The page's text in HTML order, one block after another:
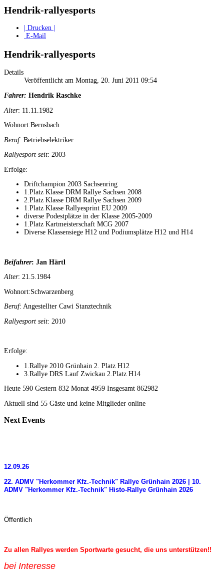
Hendrik-rallyesports
| Drucken |
E-Mail
Hendrik-rallyesports
Details
Veröffentlicht am Montag, 20. Juni 2011 09:54
Fahrer: Hendrik Raschke
Alter: 11.11.1982
Wohnort:Bernsbach
Beruf: Betriebselektriker
Rallyesport seit: 2003
Erfolge:
Driftchampion 2003 Sachsenring
1.Platz Klasse DRM Rallye Sachsen 2008
2.Platz Klasse DRM Rallye Sachsen 2009
1.Platz Klasse Rallyesprint EU 2009
diverse Podestplätze in der Klasse 2005-2009
1.Platz Kartmeisterschaft MCG 2007
Diverse Klassensiege H12 und Podiumsplätze H12 und H14
Beifahrer: Jan Härtl
Alter: 21.5.1984
Wohnort:Schwarzenberg
Beruf: Angestellter Cawi Stanztechnik
Rallyesport seit: 2010
Erfolge:
1.Rallye 2010 Grünhain 2. Platz H12
3.Rallye DRS Lauf Zwickau 2.Platz H14
Heute 590 Gestern 832 Monat 4959 Insgesamt 862982
Aktuell sind 55 Gäste und keine Mitglieder online
Next Events
12.09.26
22. ADMV "Herkommer Kfz.-Technik" Rallye Grünhain 2026 | 10.
ADMV "Herkommer Kfz.-Technik" Histo-Rallye Grünhain 2026
Öffentlich
Zu allen Rallyes werden Sportwarte gesucht, die uns unterstützen!!
bei Interesse